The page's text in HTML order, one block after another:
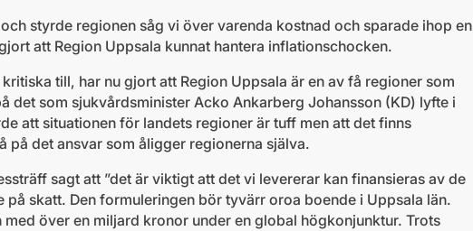
styrde regionen såg vi över varenda kostnad och sparade ihop en
att Region Uppsala kunnat hantera inflationschocken.
till, har nu gjort att Region Uppsala är en av få regioner som
det som sjukvårdsminister Acko Ankarberg Johansson (KD) lyfte i
att situationen för landets regioner är tuff men att det finns
på det ansvar som åligger regionerna själva.
sagt att ”det är viktigt att det vi levererar kan finansieras av de
på skatt. Den formuleringen bör tyvärr oroa boende i Uppsala län.
över en miljard kronor under en global högkonjunktur. Trots